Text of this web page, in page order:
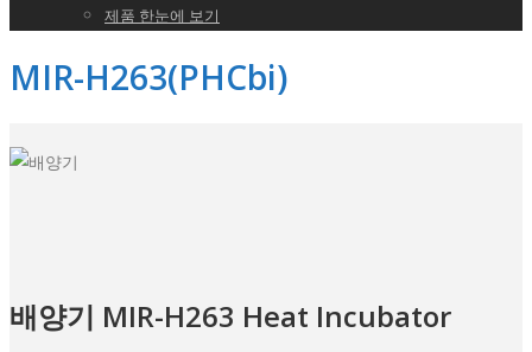
제품 한눈에 보기
MIR-H263(PHCbi)
배양기 MIR-H263 Heat Incubator